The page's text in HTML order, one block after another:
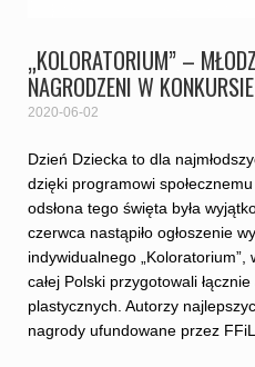
„KOLORATORIUM” –
NAGRODZENI W
2020-06-02
Dzień Dziecka to dla
dzięki programowi
odsłona tego święta była
czerwca nastąpiło ogłoszenie
indywidualnego „Koloratorium”,
całej Polski przygotowali
plastycznych. Autorzy
nagrody ufundowane przez